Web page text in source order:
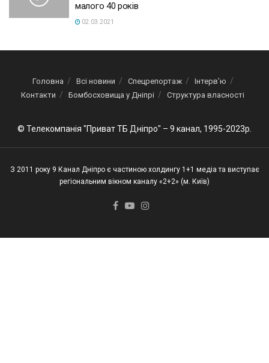
малого 40 років
02.03.2021
Головна Всі новини Спецрепортаж
Інтерв’ю
Контакти
Бомбосховища у Дніпрі Структура власності
© Телекомпанія "Приват ТБ Дніпро" – 9 канал, 1995-2023р.
З 2011 року 9 Канал Дніпро є частиною холдингу 1+1 медіа та виступає
регіональним вікном каналу «2+2» (м. Київ)